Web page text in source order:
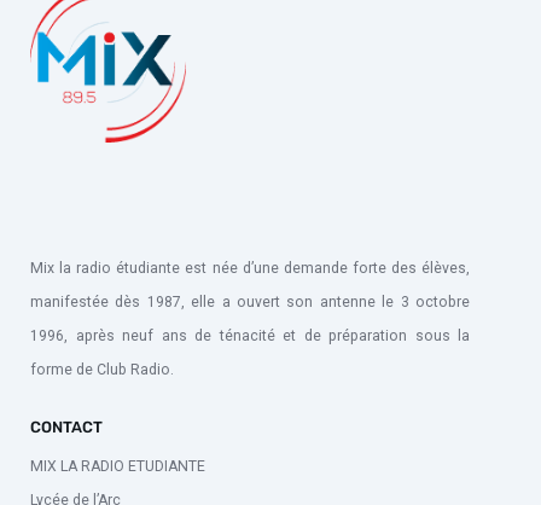
Mix la radio étudiante est née d’une demande forte des élèves,
manifestée dès 1987, elle a ouvert son antenne le 3 octobre
1996, après neuf ans de ténacité et de préparation sous la
forme de Club Radio.
CONTACT
MIX LA RADIO ETUDIANTE
Lycée de l’Arc